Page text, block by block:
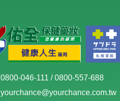
0800-046-111 / 0800-557-688
yourchance@yourchance.com.tw